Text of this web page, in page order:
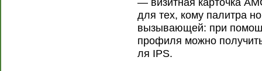
для тех, кому палитра
вызывающей: при
профиля можно
ля IPS.